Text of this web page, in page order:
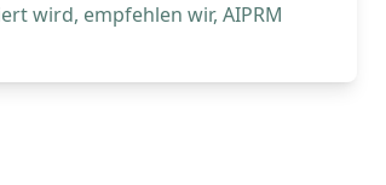
wird, empfehlen wir, AIPRM